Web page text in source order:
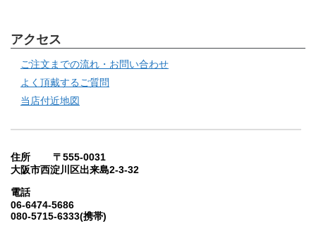
アクセス
ご注文までの流れ・お問い合わせ
よく頂戴するご質問
当店付近地図
住所 〒555-0031
大阪市西淀川区出来島2-3-32
電話
06-6474-5686
080-5715-6333(携帯)